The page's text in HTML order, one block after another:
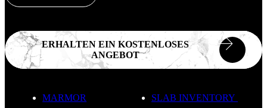
ERHALTEN EIN KOSTENLOSES
ANGEBOT
MARMOR SLAB INVENTORY